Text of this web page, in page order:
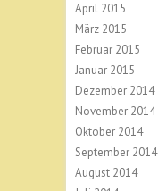
April 2015
März 2015
Februar 2015
Januar 2015
Dezember 2014
November 2014
Oktober 2014
September 2014
August 2014